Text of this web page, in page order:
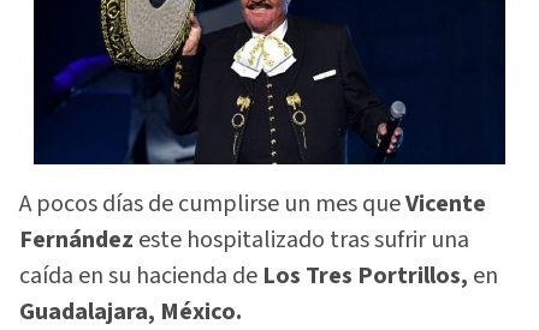
A pocos días de cumplirse un mes queVicente
Fernández este hospitalizado tras sufrir una
caída en su hacienda de Los Tres Portrillos, en
Guadalajara, México.